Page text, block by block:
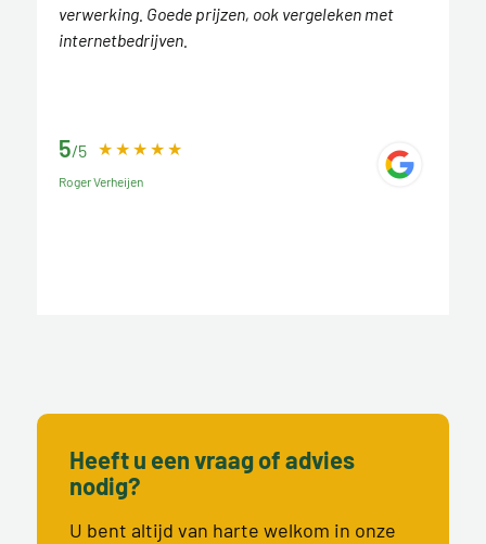
verwerking. Goede prijzen, ook vergeleken met
internetbedrijven.
5/5
Roger Verheijen
Heeft u een vraag of advies
nodig?
U bent altijd van harte welkom in onze